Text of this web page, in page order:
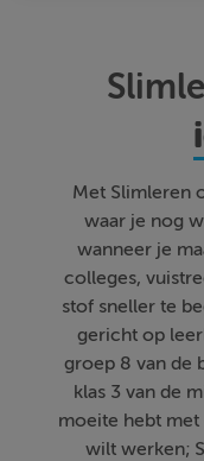
Met Slimleren
waar je nog
wanneer je
colleges,
stof sneller te
gericht op
groep 8 van de
klas 3 van de
moeite hebt met
wilt werken;